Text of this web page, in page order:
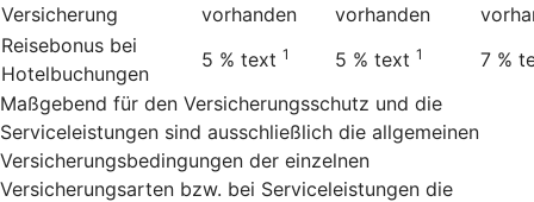
Versicherung
vorhanden
vorhanden
Reisebonus bei
Hotelbuchungen
5 % text 1 5 % text 1 7 %
Maßgebend für den Versicherungsschutz und die
Serviceleistungen sind ausschließlich die allgemeinen
Versicherungsbedingungen der einzelnen
Versicherungsarten bzw. bei Serviceleistungen die